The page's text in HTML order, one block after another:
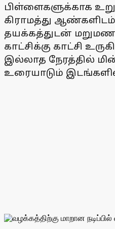
பிள்ளைகளுக்காக
கிராமத்து ஆண்களிடம்
தயக்கத்துடன்
காட்சிக்கு காட்சி
இல்லாத நேரத்தில்
உரையாடும்